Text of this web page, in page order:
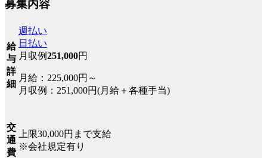
募集内容
給
与
詳
細
週払い
日払い
月収例251,000円
月給：225,000円～
月収例：251,000円(月給＋各種手当)
交
通
費
上限30,000円まで支給
※会社規定有り